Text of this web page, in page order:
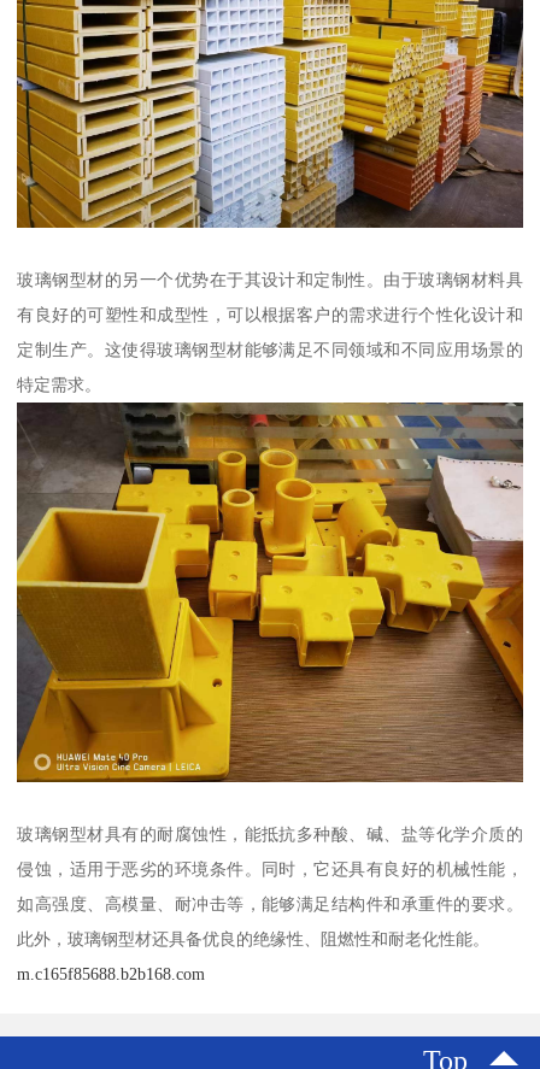
玻璃钢型材的另一个优势在于其设计和定制性。由于玻璃钢材料具
有良好的可塑性和成型性，可以根据客户的需求进行个性化设计和
定制生产。这使得玻璃钢型材能够满足不同领域和不同应用场景的
特定需求。
玻璃钢型材具有的耐腐蚀性，能抵抗多种酸、碱、盐等化学介质的
侵蚀，适用于恶劣的环境条件。同时，它还具有良好的机械性能，
如高强度、高模量、耐冲击等，能够满足结构件和承重件的要求。
此外，玻璃钢型材还具备优良的绝缘性、阻燃性和耐老化性能。
m.c165f85688.b2b168.com
Top